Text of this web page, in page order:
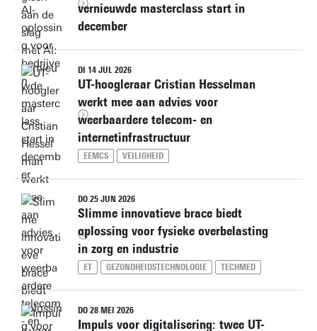
vernieuwde masterclass start in
december
DI 14 JUL 2026
UT-hoogleraar Cristian Hesselman
werkt mee aan advies voor
weerbaardere telecom- en
internetinfrastructuur
EEMCS VEILIGHEID
DO 25 JUN 2026
Slimme innovatieve brace biedt
oplossing voor fysieke overbelasting
in zorg en industrie
ET GEZONDHEIDSTECHNOLOGIE TECHMED
DO 28 MEI 2026
Impuls voor digitalisering: twee UT-